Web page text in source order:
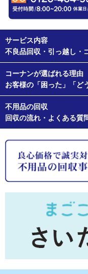
サービス内容
不良品回収・引っ越し・
コーナンが選ばれる理由
お客様の「困った」「ど
不用品の回収
回収の流れ・よくある質